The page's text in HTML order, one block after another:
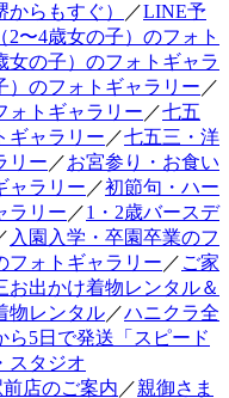
らもすぐ）
／LINE予
2〜4歳女の子）のフォト
女の子）のフォトギャラ
）のフォトギャラリー ／
ォトギャラリー ／七五
ギャラリー ／七五三・洋
リー ／お宮参り・お食い
ャラリー ／初節句・ハー
ラリー ／1・2歳バースデ
入園入学・卒園卒業のフ
フォトギャラリー ／ ご家
お出かけ着物レンタル＆
物レンタル／ハニクラ全
ら5日で発送「スピード
スタジオ
店のご案内 ／親御さま